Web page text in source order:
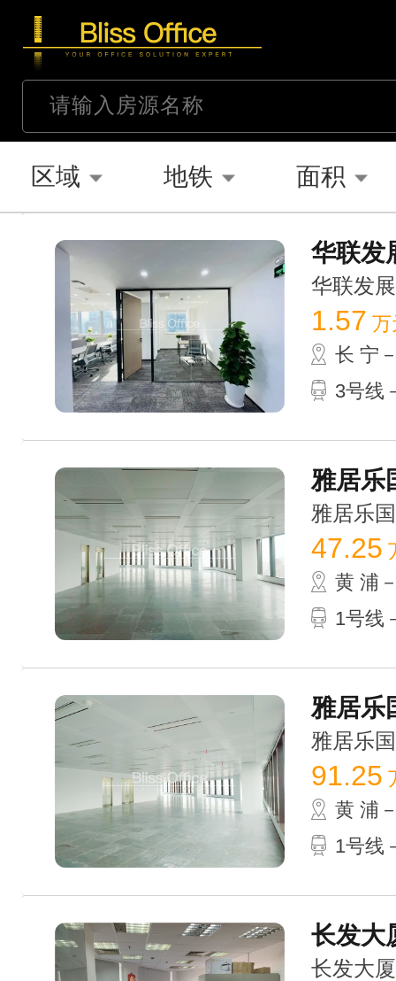
区域 地铁 面积
华联发
华联发
1.57 万
长 宁
3号线
雅居乐
雅居乐
47.25
黄 浦
1号线
雅居乐
雅居乐
91.25
黄 浦
1号线
长发大
长发大